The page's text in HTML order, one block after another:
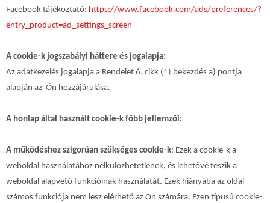
Facebook tájékoztató: https://www.facebook.com/ads/preferences/?
entry_product=ad_settings_screen
A cookie-k jogszabályi háttere és jogalapja:
Az adatkezelés jogalapja a Rendelet 6. cikk (1) bekezdés a) pontja
alapján az Ön hozzájárulása.
A honlap által használt cookie-k főbb jellemzői:
A működéshez szigorúan szükséges cookie-k: Ezek a cookie-k a
weboldal használatához nélkülözhetetlenek, és lehetővé teszik a
weboldal alapvető funkcióinak használatát. Ezek hiányába az oldal
számos funkciója nem lesz elérhető az Ön számára. Ezen típusú cookie-